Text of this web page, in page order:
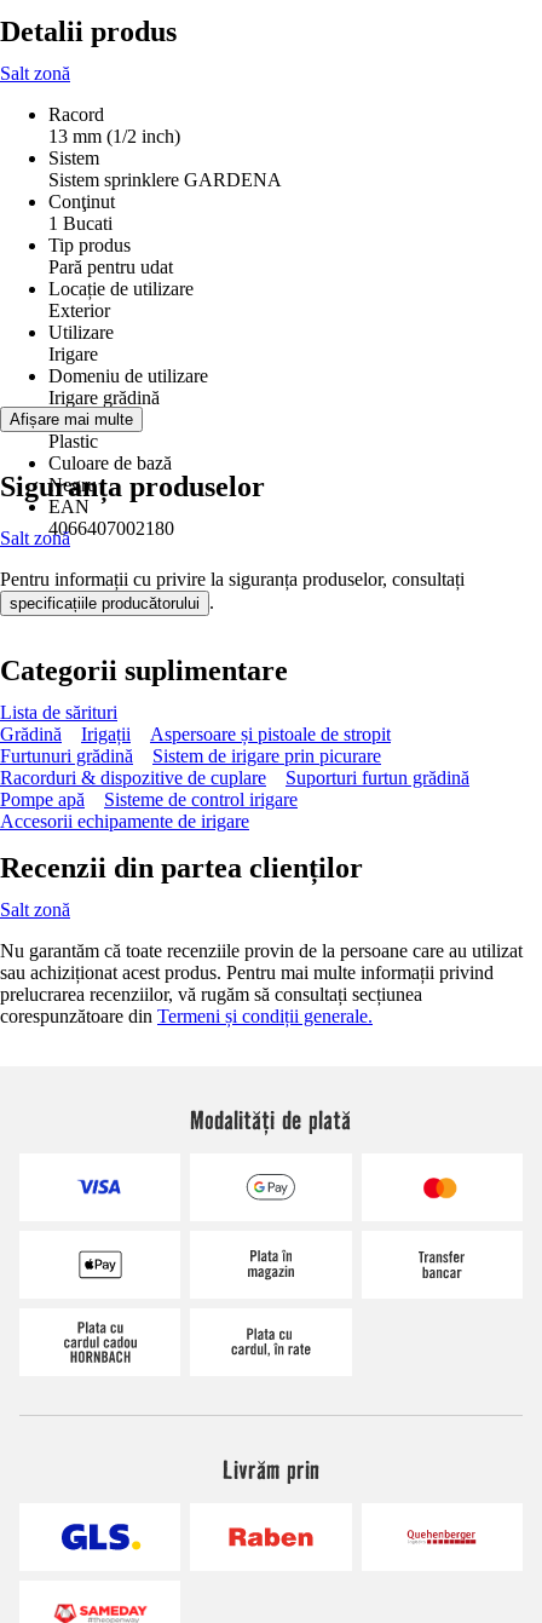
Detalii produs
Salt zonă
Racord
13 mm (1/2 inch)
Sistem
Sistem sprinklere GARDENA
Conţinut
1 Bucati
Tip produs
Pară pentru udat
Locație de utilizare
Exterior
Utilizare
Irigare
Domeniu de utilizare
Irigare grădină
Material
Plastic
Culoare de bază
Negru
EAN
4066407002180
Afișare mai multe
Siguranța produselor
Salt zonă
Pentru informații cu privire la siguranța produselor, consultați
specificațiile producătorului .
Categorii suplimentare
Lista de sărituri
Grădină
Irigații
Aspersoare și pistoale de stropit
Furtunuri grădină
Sistem de irigare prin picurare
Racorduri & dispozitive de cuplare
Suporturi furtun grădină
Pompe apă
Sisteme de control irigare
Accesorii echipamente de irigare
Recenzii din partea clienților
Salt zonă
Nu garantăm că toate recenziile provin de la persoane care au utilizat
sau achiziționat acest produs. Pentru mai multe informații privind
prelucrarea recenziilor, vă rugăm să consultați secțiunea
corespunzătoare din Termeni și condiții generale.
Modalități de plată
Livrăm prin